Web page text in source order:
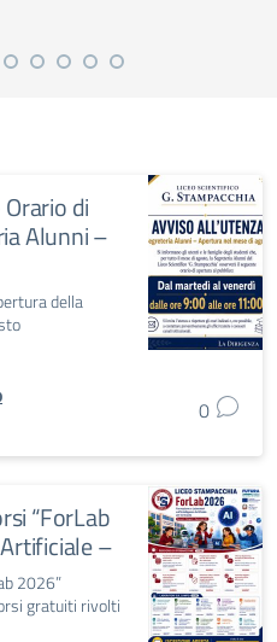
Orario di
Alunni –
della
0
“ForLab
–
2026”
gratuiti rivolti